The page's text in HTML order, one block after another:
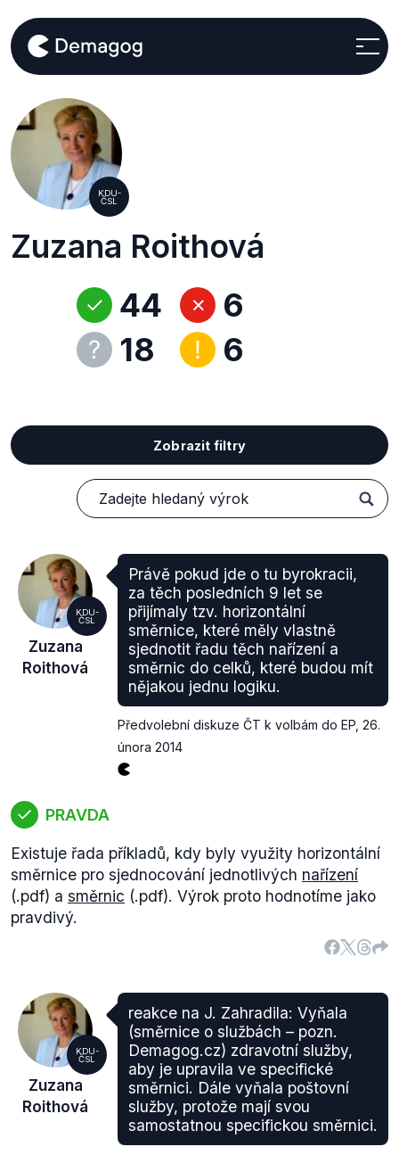
KDU-
ČSL
Zuzana Roithová
44
18
6
6
Zobrazit filtry
KDU-
ČSL
Zuzana
Roithová
Právě pokud jde o tu byrokracii,
za těch posledních 9 let se
přijímaly tzv. horizontální
směrnice, které měly vlastně
sjednotit řadu těch nařízení a
směrnic do celků, které budou mít
nějakou jednu logiku.
Předvolební diskuze ČT k volbám do EP 26.
února 2014
PRAVDA
Existuje řada příkladů, kdy byly využity horizontální
směrnice pro sjednocování jednotlivých nařízení
(.pdf) a směrnic (.pdf). Výrok proto hodnotíme jako
pravdivý.
KDU-
ČSL
Zuzana
Roithová
reakce na J. Zahradila: Vyňala
(směrnice o službách – pozn.
Demagog.cz) zdravotní služby,
aby je upravila ve specifické
směrnici. Dále vyňala poštovní
služby, protože mají svou
samostatnou specifickou směrnici.